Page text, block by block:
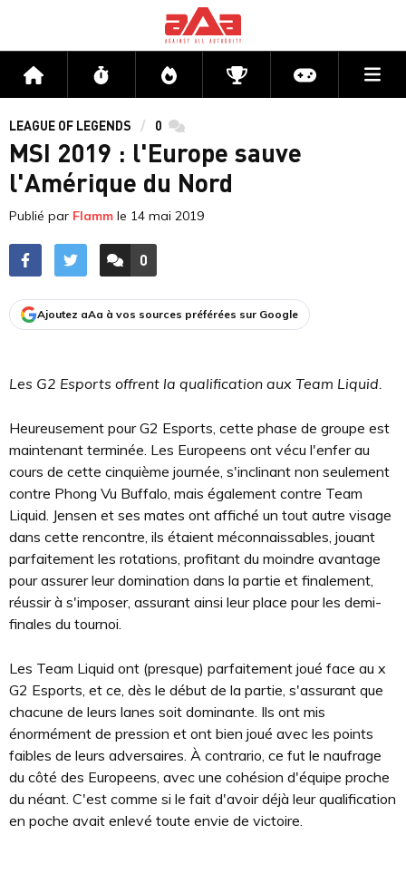
Accueil Flux Directs CompétitionsActu jeux
LEAGUE OF LEGENDS 0 commentaires
MSI 2019 : l'Europe sauve
l'Amérique du Nord
Publié par Flamm le 14 mai 2019
ACCÉDER AUX
0
COMMENTAIRES
Ajoutez aAa à vos sources préférées sur Google
Les G2 Esports offrent la qualification aux Team Liquid.
Heureusement pour G2 Esports, cette phase de groupe est
maintenant terminée. Les Europeens ont vécu l'enfer au
cours de cette cinquième journée, s'inclinant non seulement
contre Phong Vu Buffalo, mais également contre Team
Liquid. Jensen et ses mates ont affiché un tout autre visage
dans cette rencontre, ils étaient méconnaissables, jouant
parfaitement les rotations, profitant du moindre avantage
pour assurer leur domination dans la partie et finalement,
réussir à s'imposer, assurant ainsi leur place pour les demi-
finales du tournoi.
Les Team Liquid ont (presque) parfaitement joué face au x
G2 Esports, et ce, dès le début de la partie, s'assurant que
chacune de leurs lanes soit dominante. Ils ont mis
énormément de pression et ont bien joué avec les points
faibles de leurs adversaires. À contrario, ce fut le naufrage
du côté des Europeens, avec une cohésion d'équipe proche
du néant. C'est comme si le fait d'avoir déjà leur qualification
en poche avait enlevé toute envie de victoire.